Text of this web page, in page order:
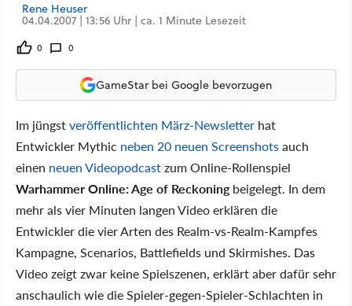
Rene Heuser
04.04.2007 | 13:56 Uhr | ca. 1 Minute Lesezeit
0 0
GameStar bei Google bevorzugen
Im jüngstveröffentlichten März-Newsletter hat
Entwickler Mythic neben 20 neuen Screenshotsauch
einen neuen Videopodcastzum Online-Rollenspiel
Warhammer Online: Age of Reckoningbeigelegt. In dem
mehr als vier Minuten langen Video erklären die
Entwickler die vier Arten des Realm-vs-Realm-Kampfes
Kampagne, Scenarios, Battlefields und Skirmishes. Das
Video zeigt zwar keine Spielszenen, erklärt aber dafür sehr
anschaulich wie die Spieler-gegen-Spieler-Schlachten in